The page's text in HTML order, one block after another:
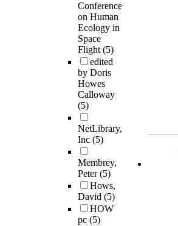
Conference
on Human
Ecology in
Space
Flight(5)
edited
by Doris
Howes
Calloway
(5)
NetLibrary,
Inc (5)
Membrey,
Peter(5)
Hows,
David (5)
HOW
pc (5)